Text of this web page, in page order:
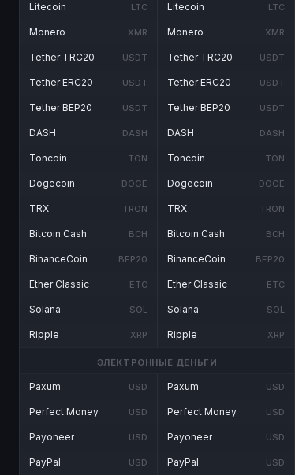
Litecoin LTC
Monero XMR
Tether TRC20 USDT
Tether ERC20 USDT
Tether BEP20 USDT
DASH DASH
Toncoin TON
Dogecoin DOGE
TRX TRON
Bitcoin Cash BCH
BinanceCoin BEP20
Ether Classic ETC
Solana SOL
Ripple XRP
Litecoin LTC
Monero XMR
Tether TRC20 USDT
Tether ERC20 USDT
Tether BEP20 USDT
DASH DASH
Toncoin TON
Dogecoin DOGE
TRX TRON
Bitcoin Cash BCH
BinanceCoin BEP20
Ether Classic ETC
Solana SOL
Ripple XRP
ЭЛЕКТРОННЫЕ ДЕНЬГИ
Paxum USD
Perfect Money USD
Payoneer USD
PayPal USD
Paxum USD
Perfect Money USD
Payoneer USD
PayPal USD